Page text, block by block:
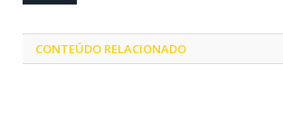
CONTEÚDO RELACIONADO